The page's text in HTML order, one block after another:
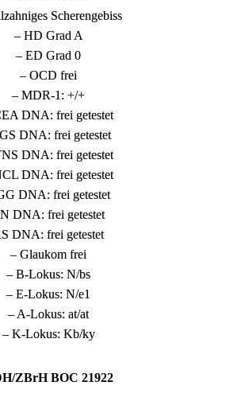
Scherengebiss
– HD Grad A
– ED Grad 0
– OCD frei
– MDR-1: +/+
DNA: frei getestet
DNA: frei getestet
DNA: frei getestet
DNA: frei getestet
DNA: frei getestet
DNA: frei getestet
DNA: frei getestet
– Glaukom frei
– B-Lokus: N/bs
– E-Lokus: N/e1
– A-Lokus: at/at
– K-Lokus: Kb/ky
ZBrH BOC 21922